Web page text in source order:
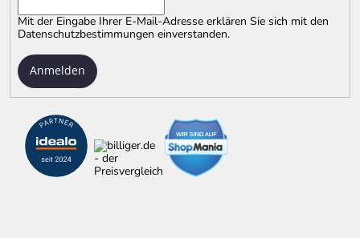
Mit der Eingabe Ihrer E-Mail-Adresse erklären Sie sich mit den
Datenschutzbestimmungen einverstanden.
Anmelden